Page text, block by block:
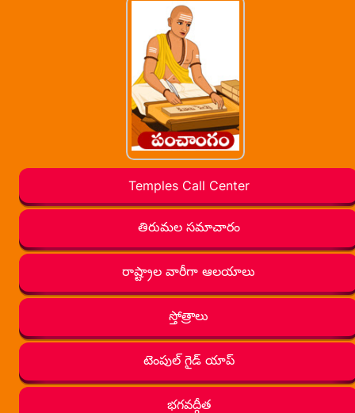
Temples Call Center
తిరుమల సమాచారం
రాష్ట్రాల వారీగా ఆలయాలు
స్తోత్రాలు
టెంపుల్ గైడ్ యాప్
భగవద్గీత